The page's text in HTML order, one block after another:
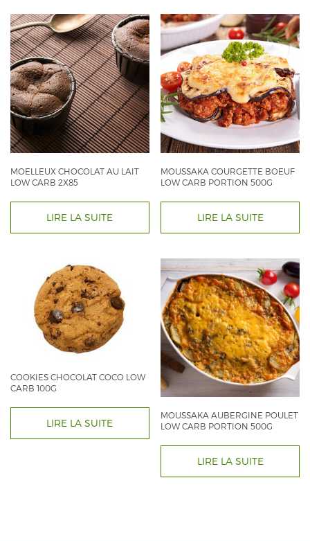
MOELLEUX CHOCOLAT AU LAIT
LOW CARB 2X85
LIRE LA SUITE
MOUSSAKA COURGETTE BOEUF
LOW CARB PORTION 500G
LIRE LA SUITE
COOKIES CHOCOLAT COCO LOW
CARB 100G
LIRE LA SUITE
MOUSSAKA AUBERGINE POULET
LOW CARB PORTION 500G
LIRE LA SUITE